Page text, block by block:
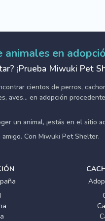
animales en
¡Prueba Miwuki Pet
cientos de perros,
aves... en adopción
un animal, ¡estás en el sitio
amigo. Con Miwuki Pet Shelter.